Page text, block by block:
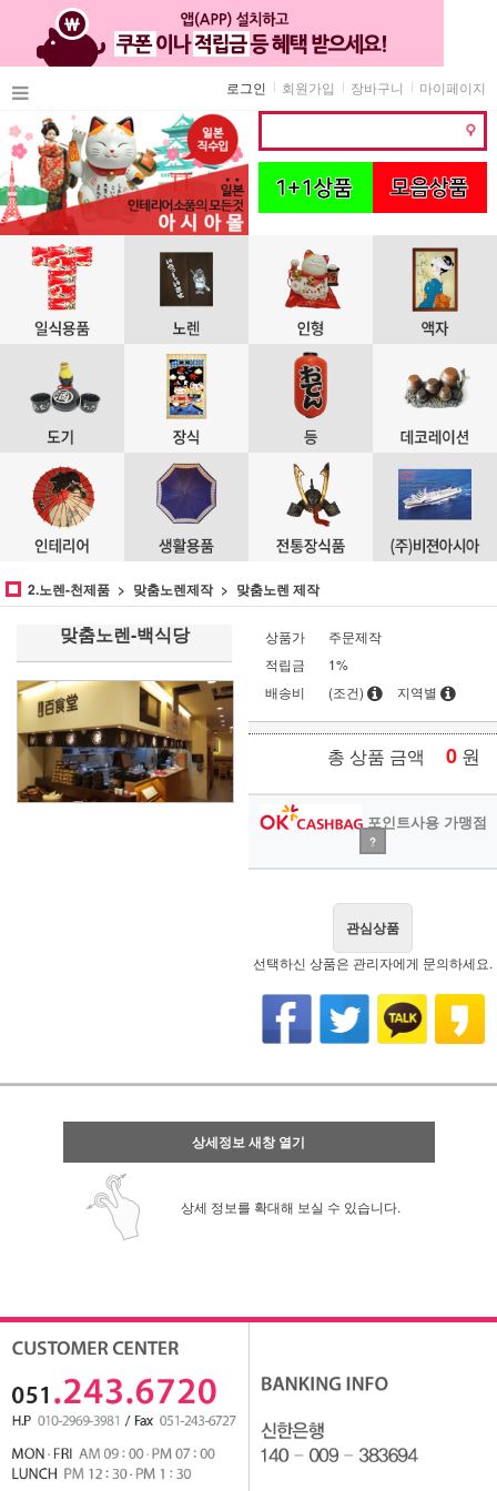
마이페이지
장바구니
회원가입
로그인
2.노렌-천제품 맞춤노렌제작 맞춤노렌 제작
맞춤노렌-백식당 상품가
주문제작
적립금
1%
배송비
(조건) 지역별
총 상품 금액 0 원
포인트사용 가맹점
?
관심상품
선택하신 상품은 관리자에게 문의하세요.
상세정보 새창 열기
상세 정보를 확대해 보실 수 있습니다.